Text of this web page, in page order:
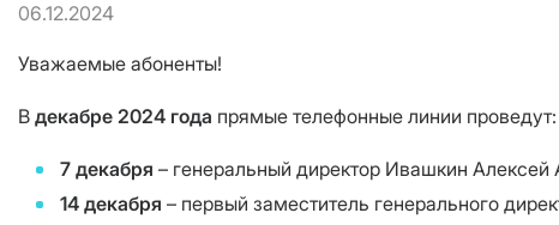
06.12.2024
Уважаемые абоненты!
В декабре 2024 года прямые телефонные линии проведут:
7 декабря – генеральный директор Ивашкин Алексей
14 декабря – первый заместитель генерального